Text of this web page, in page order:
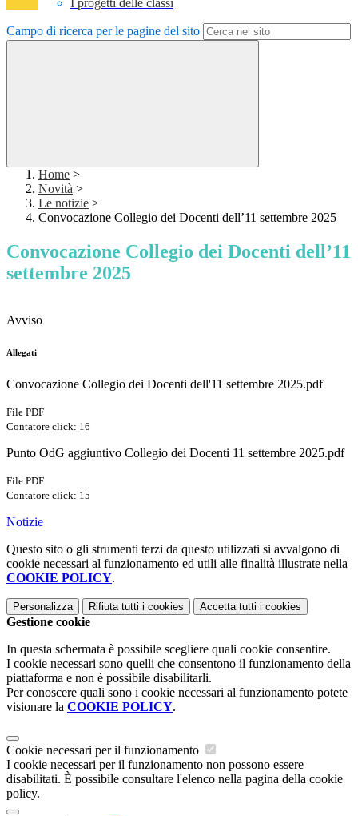
I progetti delle classi
Campo di ricerca per le pagine del sito
Home >
Novità >
Le notizie >
Convocazione Collegio dei Docenti dell’11 settembre 2025
Convocazione Collegio dei Docenti dell’11
settembre 2025
Avviso
Allegati
Convocazione Collegio dei Docenti dell'11 settembre 2025.pdf
File PDF
Contatore click: 16
Punto OdG aggiuntivo Collegio dei Docenti 11 settembre 2025.pdf
File PDF
Contatore click: 15
Notizie
Questo sito o gli strumenti terzi da questo utilizzati si avvalgono di
cookie necessari al funzionamento ed utili alle finalità illustrate nella
COOKIE POLICY.
Personalizza Rifiuta tutti i cookies Accetta tutti i cookies
Gestione cookie
In questa schermata è possibile scegliere quali cookie consentire.
I cookie necessari sono quelli che consentono il funzionamento della
piattaforma e non è possibile disabilitarli.
Per conoscere quali sono i cookie necessari al funzionamento potete
visionare la COOKIE POLICY.
Cookie necessari per il funzionamento
I cookie necessari per il funzionamento non possono essere
disabilitati. È possibile consultare l'elenco nella pagina della cookie
policy.